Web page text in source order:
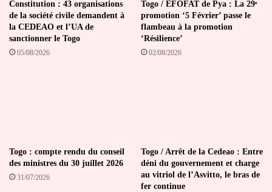
Constitution : 43 organisations
de la société civile demandent à
la CEDEAO et l’UA de
sanctionner le Togo
05/08/2026
Togo / EFOFAT de Pya : La 29ᵉ
promotion ‘5 Février’ passe le
flambeau à la promotion
‘Résilience’
02/08/2026
Togo : compte rendu du conseil
des ministres du 30 juillet 2026
31/07/2026
Togo / Arrêt de la Cedeao : Entre
déni du gouvernement et charge
au vitriol de l’Asvitto, le bras de
fer continue